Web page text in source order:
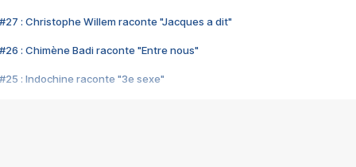
#27 : Christophe Willem raconte "Jacques a dit"
#26 : Chimène Badi raconte "Entre nous"
#25 : Indochine raconte "3e sexe"